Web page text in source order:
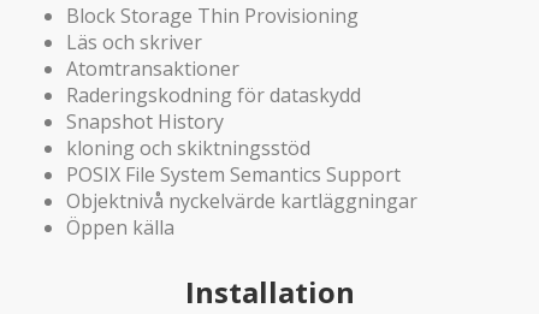
Block Storage Thin Provisioning
Läs och skriver
Atomtransaktioner
Raderingskodning för dataskydd
Snapshot History
kloning och skiktningsstöd
POSIX File System Semantics Support
Objektnivå nyckelvärde kartläggningar
Öppen källa
Installation